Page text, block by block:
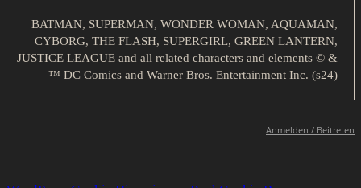
BATMAN, SUPERMAN, WONDER WOMAN, AQUAMAN,
CYBORG, THE FLASH, SUPERGIRL, GREEN LANTERN,
JUSTICE LEAGUE and all related characters and elements © &
™ DC Comics and Warner Bros. Entertainment Inc. (s24)
Anmelden / Beitreten